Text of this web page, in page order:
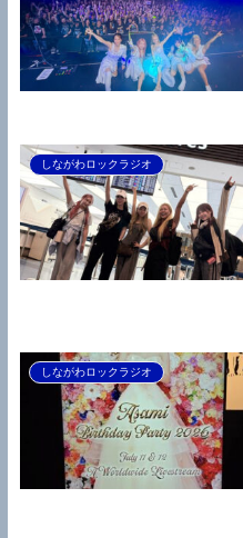
しながわロックラジオ
しながわロックラジオ